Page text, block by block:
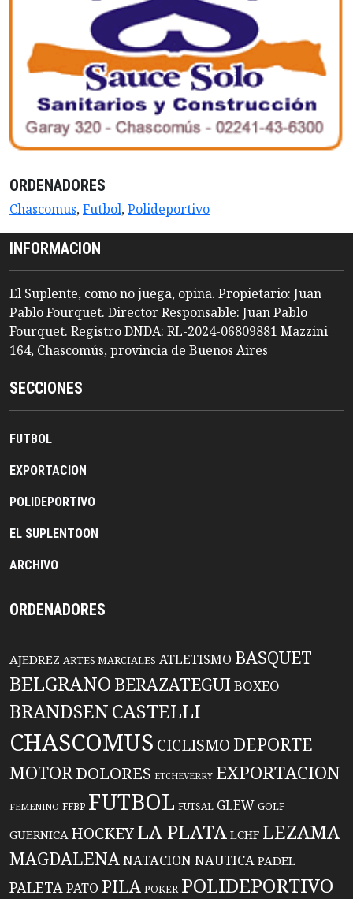
ORDENADORES
Chascomus,Futbol,Polideportivo
INFORMACION
El Suplente, como no juega, opina. Propietario: Juan
Pablo Fourquet. Director Responsable: Juan Pablo
Fourquet. Registro DNDA: RL-2024-06809881 Mazzini
164, Chascomús, provincia de Buenos Aires
SECCIONES
FUTBOL
EXPORTACION
POLIDEPORTIVO
EL SUPLENTOON
ARCHIVO
ORDENADORES
AJEDREZ ARTES MARCIALES ATLETISMO BASQUET
BELGRANO BERAZATEGUIBOXEO
BRANDSENCASTELLI
CHASCOMUS CICLISMO DEPORTE
MOTORDOLORES ETCHEVERRY EXPORTACION
FEMENINO FFBP FUTBOL FUTSAL GLEW GOLF
GUERNICA HOCKEYLA PLATA LCHF LEZAMA
MAGDALENANATACIONNAUTICA PADEL
PALETAPATO PILA POKER POLIDEPORTIVO